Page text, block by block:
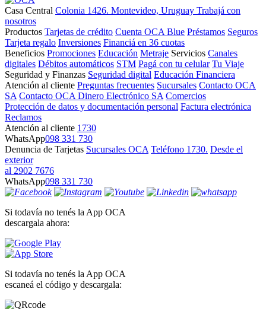
Casa Central Colonia 1426. Montevideo, Uruguay Trabajá con
nosotros
Productos Tarjetas de crédito Cuenta OCA Blue Préstamos Seguros
Tarjeta regalo Inversiones Financiá en 36 cuotas
Beneficios Promociones Educación Metraje Servicios Canales
digitales Débitos automáticos STM Pagá con tu celular Tu Viaje
Seguridad y Finanzas Seguridad digital Educación Financiera
Atención al cliente Preguntas frecuentes Sucursales Contacto OCA
SA Contacto OCA Dinero Electrónico SA Comercios
Protección de datos y documentación personal Factura electrónica
Reclamos
Atención al cliente 1730
WhatsApp098 331 730
Denuncia de Tarjetas Sucursales OCA Teléfono 1730. Desde el
exterior
al 2902 7676
WhatsApp098 331 730
Si todavía no tenés la App OCA
descargala ahora:
Si todavía no tenés la App OCA
escaneá el código y descargala: